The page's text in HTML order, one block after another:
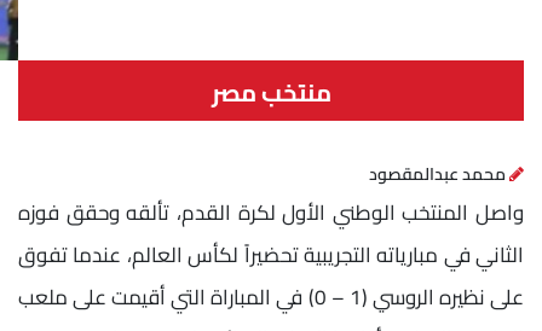
منتخب مصر
محمد عبدالمقصود
واصل المنتخب الوطني الأول لكرة القدم، تألقه وحقق فوزه
الثاني في مبارياته التجريبية تحضيراً لكأس العالم، عندما تفوق
على نظيره الروسي (1 – 0) في المباراة التي أقيمت على ملعب